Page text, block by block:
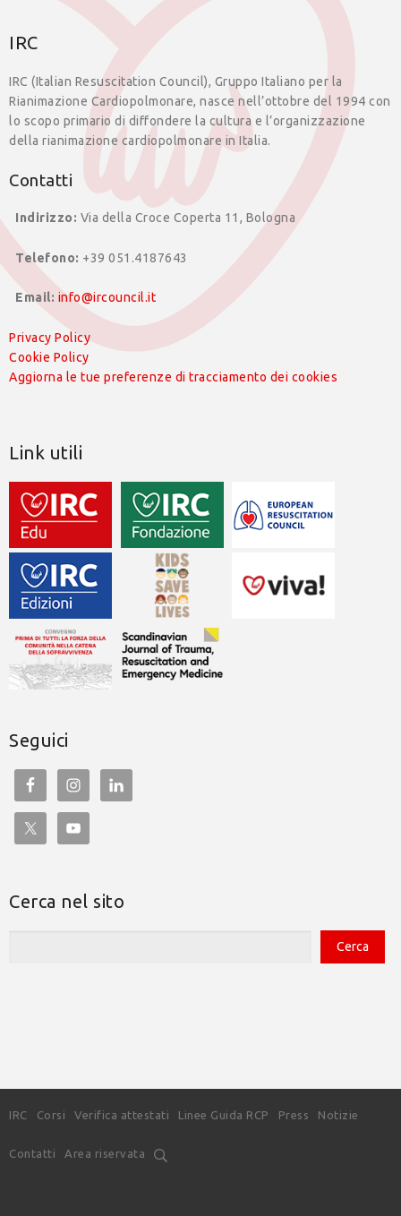
IRC
IRC (Italian Resuscitation Council), Gruppo Italiano per la
Rianimazione Cardiopolmonare, nasce nell’ottobre del 1994 con
lo scopo primario di diffondere la cultura e l’organizzazione
della rianimazione cardiopolmonare in Italia.
Contatti
Indirizzo: Via della Croce Coperta 11, Bologna
Telefono: +39 051.4187643
Email: info@ircouncil.it
Privacy Policy
Cookie Policy
Aggiorna le tue preferenze di tracciamento dei cookies
Link utili
Seguici
Cerca nel sito
IRC Corsi Verifica attestati Linee Guida RCP Press Notizie
Contatti Area riservata